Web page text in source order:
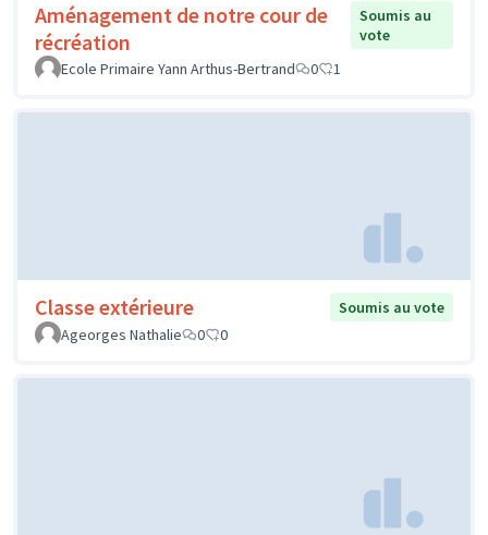
Aménagement de notre cour de
récréation
Soumis au
vote
Ecole Primaire Yann Arthus-Bertrand
0 1
Classe extérieure
Soumis au vote
Ageorges Nathalie
0 0